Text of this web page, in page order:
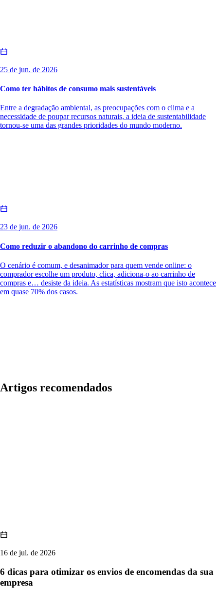
25 de jun. de 2026
Como ter hábitos de consumo mais sustentáveis
Entre a degradação ambiental, as preocupações com o clima e a
necessidade de poupar recursos naturais, a ideia de sustentabilidade
tornou-se uma das grandes prioridades do mundo moderno.
23 de jun. de 2026
Como reduzir o abandono do carrinho de compras
O cenário é comum, e desanimador para quem vende online: o
comprador escolhe um produto, clica, adiciona-o ao carrinho de
compras e… desiste da ideia. As estatísticas mostram que isto acontece
em quase 70% dos casos.
Artigos recomendados
16 de jul. de 2026
6 dicas para otimizar os envios de encomendas da sua
empresa